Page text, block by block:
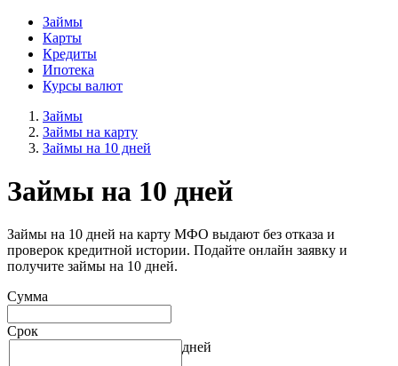
Займы
Карты
Кредиты
Ипотека
Курсы валют
Займы
Займы на карту
Займы на 10 дней
Займы на 10 дней
Займы на 10 дней на карту МФО выдают без отказа и
проверок кредитной истории. Подайте онлайн заявку и
получите займы на 10 дней.
Сумма
Срок
дней